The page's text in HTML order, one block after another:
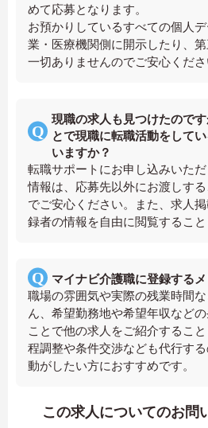
めて応募となります。
お預かりしているすべての個人
業・医療機関側に開示したり、
一切ありませんのでご安心くださ
現職の求人も見つけたので
とで現職に転職活動をして
いますか？
転職サポートにお申し込みいた
情報は、応募先以外にお渡しす
でご安心ください。また、求人
録者の情報を自由に閲覧すること
マイナビ介護職に登録する
職場の雰囲気や実際の残業時間
ん、希望勤務地や希望年収など
ことで他の求人をご紹介するこ
程調整や条件交渉なども代行す
動がしたい方におすすめです。
この求人についてのお問